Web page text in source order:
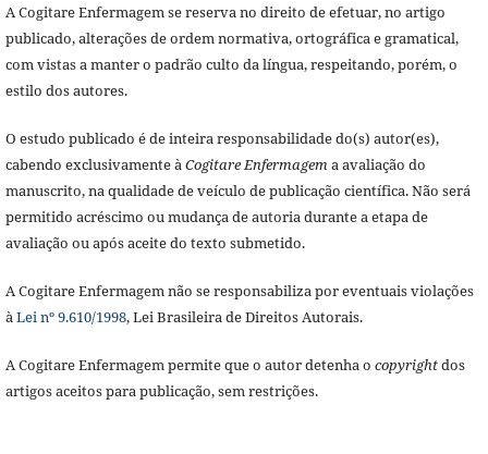
A Cogitare Enfermagem se reserva no direito de efetuar, no artigo
publicado, alterações de ordem normativa, ortográfica e gramatical,
com vistas a manter o padrão culto da língua, respeitando, porém, o
estilo dos autores.
O estudo publicado é de inteira responsabilidade do(s) autor(es),
cabendo exclusivamente àCogitare Enfermagema avaliação do
manuscrito, na qualidade de veículo de publicação científica. Não será
permitido acréscimo ou mudança de autoria durante a etapa de
avaliação ou após aceite do texto submetido.
A Cogitare Enfermagem não se responsabiliza por eventuais violações
àLei nº 9.610/1998, Lei Brasileira de Direitos Autorais.
A Cogitare Enfermagem permite que o autor detenha o copyrightdos
artigos aceitos para publicação, sem restrições.